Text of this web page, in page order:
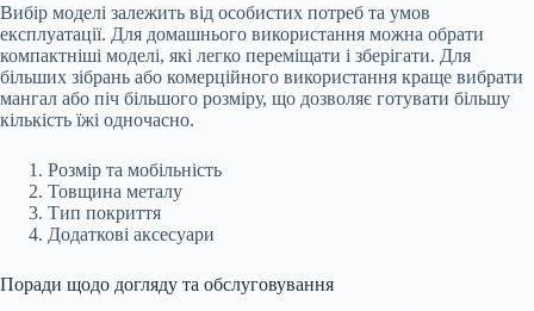
Вибір моделі залежить від особистих потреб та умов
експлуатації. Для домашнього використання можна обрати
компактніші моделі, які легко переміщати і зберігати. Для
більших зібрань або комерційного використання краще вибрати
мангал або піч більшого розміру, що дозволяє готувати більшу
кількість їжі одночасно.
Розмір та мобільність
Товщина металу
Тип покриття
Додаткові аксесуари
Поради щодо догляду та обслуговування